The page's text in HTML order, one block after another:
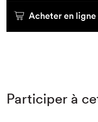
Acheter en ligne
Participer à